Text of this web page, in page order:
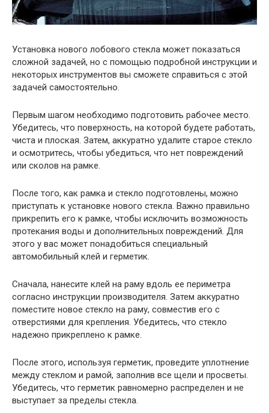
Установка нового лобового стекла может показаться
сложной задачей, но с помощью подробной инструкции и
некоторых инструментов вы сможете справиться с этой
задачей самостоятельно.
Первым шагом необходимо подготовить рабочее место.
Убедитесь, что поверхность, на которой будете работать,
чиста и плоская. Затем, аккуратно удалите старое стекло
и осмотритесь, чтобы убедиться, что нет повреждений
или сколов на рамке.
После того, как рамка и стекло подготовлены, можно
приступать к установке нового стекла. Важно правильно
прикрепить его к рамке, чтобы исключить возможность
протекания воды и дополнительных повреждений. Для
этого у вас может понадобиться специальный
автомобильный клей и герметик.
Сначала, нанесите клей на раму вдоль ее периметра
согласно инструкции производителя. Затем аккуратно
поместите новое стекло на раму, совместив его с
отверстиями для крепления. Убедитесь, что стекло
надежно прикреплено к рамке.
После этого, используя герметик, проведите уплотнение
между стеклом и рамой, заполнив все щели и просветы.
Убедитесь, что герметик равномерно распределен и не
выступает за пределы стекла.